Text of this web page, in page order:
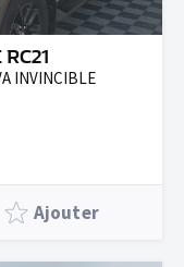
INVINCIBLE
Ajouter